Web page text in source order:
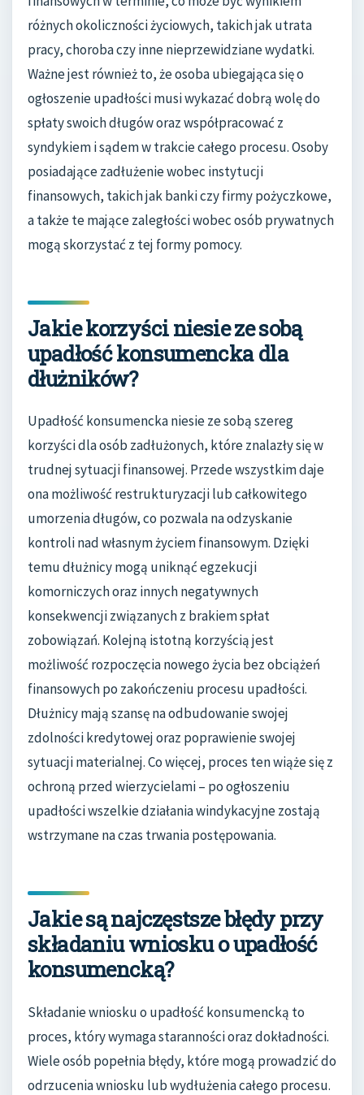
różnych okoliczności życiowych, takich jak utrata
pracy, choroba czy inne nieprzewidziane wydatki.
Ważne jest również to, że osoba ubiegająca się o
ogłoszenie upadłości musi wykazać dobrą wolę do
spłaty swoich długów oraz współpracować z
syndykiem i sądem w trakcie całego procesu. Osoby
posiadające zadłużenie wobec instytucji
finansowych, takich jak banki czy firmy pożyczkowe,
a także te mające zaległości wobec osób prywatnych
mogą skorzystać z tej formy pomocy.
Jakie korzyści niesie ze sobą
upadłość konsumencka dla
dłużników?
Upadłość konsumencka niesie ze sobą szereg
korzyści dla osób zadłużonych, które znalazły się w
trudnej sytuacji finansowej. Przede wszystkim daje
ona możliwość restrukturyzacji lub całkowitego
umorzenia długów, co pozwala na odzyskanie
kontroli nad własnym życiem finansowym. Dzięki
temu dłużnicy mogą uniknąć egzekucji
komorniczych oraz innych negatywnych
konsekwencji związanych z brakiem spłat
zobowiązań. Kolejną istotną korzyścią jest
możliwość rozpoczęcia nowego życia bez obciążeń
finansowych po zakończeniu procesu upadłości.
Dłużnicy mają szansę na odbudowanie swojej
zdolności kredytowej oraz poprawienie swojej
sytuacji materialnej. Co więcej, proces ten wiąże się z
ochroną przed wierzycielami – po ogłoszeniu
upadłości wszelkie działania windykacyjne zostają
wstrzymane na czas trwania postępowania.
Jakie są najczęstsze błędy przy
składaniu wniosku o upadłość
konsumencką?
Składanie wniosku o upadłość konsumencką to
proces, który wymaga staranności oraz dokładności.
Wiele osób popełnia błędy, które mogą prowadzić do
odrzucenia wniosku lub wydłużenia całego procesu.